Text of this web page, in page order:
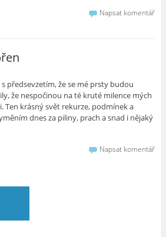
Napsat komentář
předsevzetím, že se mé prsty budou
že nespočinou na té kruté milence mých
Ten krásný svět rekurze, podmínek a
dnes za piliny, prach a snad i nějaký
Napsat komentář